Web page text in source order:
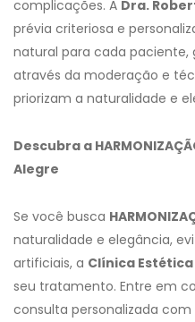
complicações. A Dra.
prévia criteriosa e
natural para cada
através da moderação e
priorizam a naturalidade e
Descubra a
Alegre
Se você busca
naturalidade e elegância,
artificiais, a Clínica
seu tratamento. Entre em
consulta personalizada com